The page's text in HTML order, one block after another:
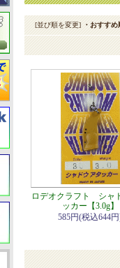
[並び順を変更] ・おすすめ
ロデオクラフト シャ
ッカー【3.0g】
585円(税込644